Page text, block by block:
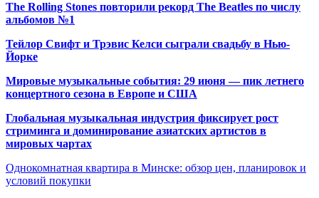
The Rolling Stones повторили рекорд The Beatles по числу
альбомов №1
Тейлор Свифт и Трэвис Келси сыграли свадьбу в Нью-
Йорке
Мировые музыкальные события: 29 июня — пик летнего
концертного сезона в Европе и США
Глобальная музыкальная индустрия фиксирует рост
стриминга и доминирование азиатских артистов в
мировых чартах
Однокомнатная квартира в Минске: обзор цен, планировок и
условий покупки